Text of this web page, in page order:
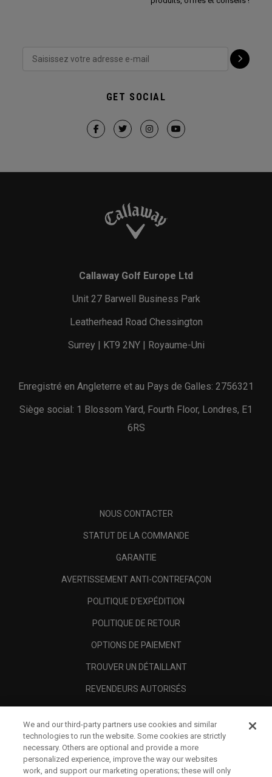
GET SOCIAL
Callaway Golf Europe Ltd
Unit 27 Barwell Business Park
Leatherhead Road Chessington
Surrey | KT9 2NY | Royaume-Uni
Enregistré en Angleterre et au Pays de Galles: 2756321
Siège social: 1 Blossom Yard, Fourth Floor, Londres, E1
6RS
NOUS CONTACTER
STATUT DE LA COMMANDE
GARANTIE
AVERTISSEMENT ANTI-CONTREFAÇON
POLITIQUE D'EXPÉDITION
POLITIQUE DE RETOUR
OPTIONS DE PAIEMENT
TROUVER UN DÉTAILLANT
REVENDEURS AUTORISÉS
A PROPOS
MENTIONS LÉGALES
We and our third-party partners use cookies and similar
technologies to run the website. Some cookies are strictly
necessary. Others are optional and provide a more
personalized experience, improve the way our websites
work, and support our marketing operations; these will only